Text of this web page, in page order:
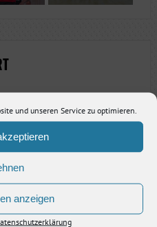
und unseren Service zu optimieren.
anzeigen